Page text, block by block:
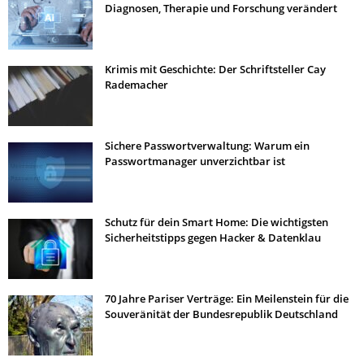
Diagnosen, Therapie und Forschung verändert
Krimis mit Geschichte: Der Schriftsteller Cay
Rademacher
Sichere Passwortverwaltung: Warum ein
Passwortmanager unverzichtbar ist
Schutz für dein Smart Home: Die wichtigsten
Sicherheitstipps gegen Hacker & Datenklau
70 Jahre Pariser Verträge: Ein Meilenstein für die
Souveränität der Bundesrepublik Deutschland